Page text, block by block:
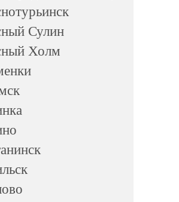
Сулин
Холм